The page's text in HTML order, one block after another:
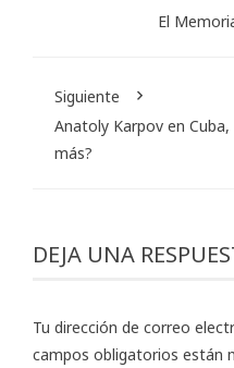
El
Siguiente
Anatoly Karpov en
más?
DEJA UNA
Tu dirección de correo
campos obligatorios están